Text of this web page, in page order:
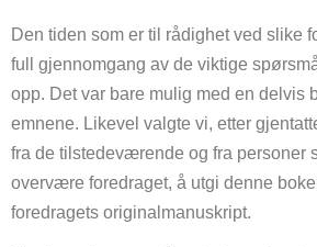
Den tiden som er til rådighet ved slike
full gjennomgang av de viktige
opp. Det var bare mulig med en delvis
emnene. Likevel valgte vi, etter
fra de tilstedeværende og fra personer
overvære foredraget, å utgi denne
foredragets originalmanuskript.